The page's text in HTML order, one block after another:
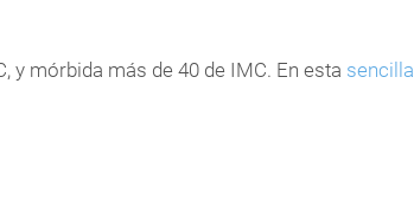
y mórbida más de 40 de IMC. En esta sencilla